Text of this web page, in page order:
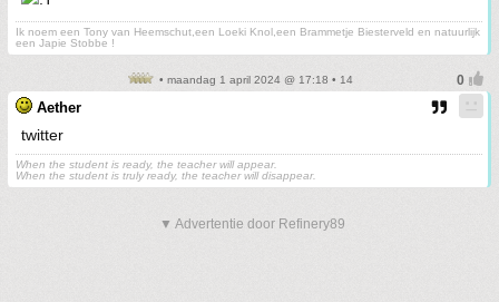
Ik noem een Tony van Heemschut,een Loeki Knol,een Brammetje Biesterveld en natuurlijk
een Japie Stobbe !
• maandag 1 april 2024 @ 17:18 • 14
Aether
twitter
When the student is ready, the teacher will appear.
When the student is truly ready, the teacher will disappear.
▼ Advertentie door Refinery89